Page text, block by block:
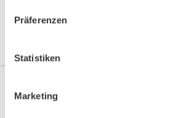
Präferenzen
Statistiken
Marketing
Google Map zu sehen